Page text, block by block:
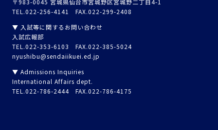
〒983-0045 宮城県仙台市宮城野区宮城野二丁目4-1
TEL.022-256-4141 FAX.022-299-2408
▼ 入試等に関するお問い合わせ
入試広報部
TEL.022-353-6103 FAX.022-385-5024
nyushibu@sendaiikuei.ed.jp
▼ Admissions Inquiries
International Affairs dept.
TEL.022-786-2444 FAX.022-786-4175